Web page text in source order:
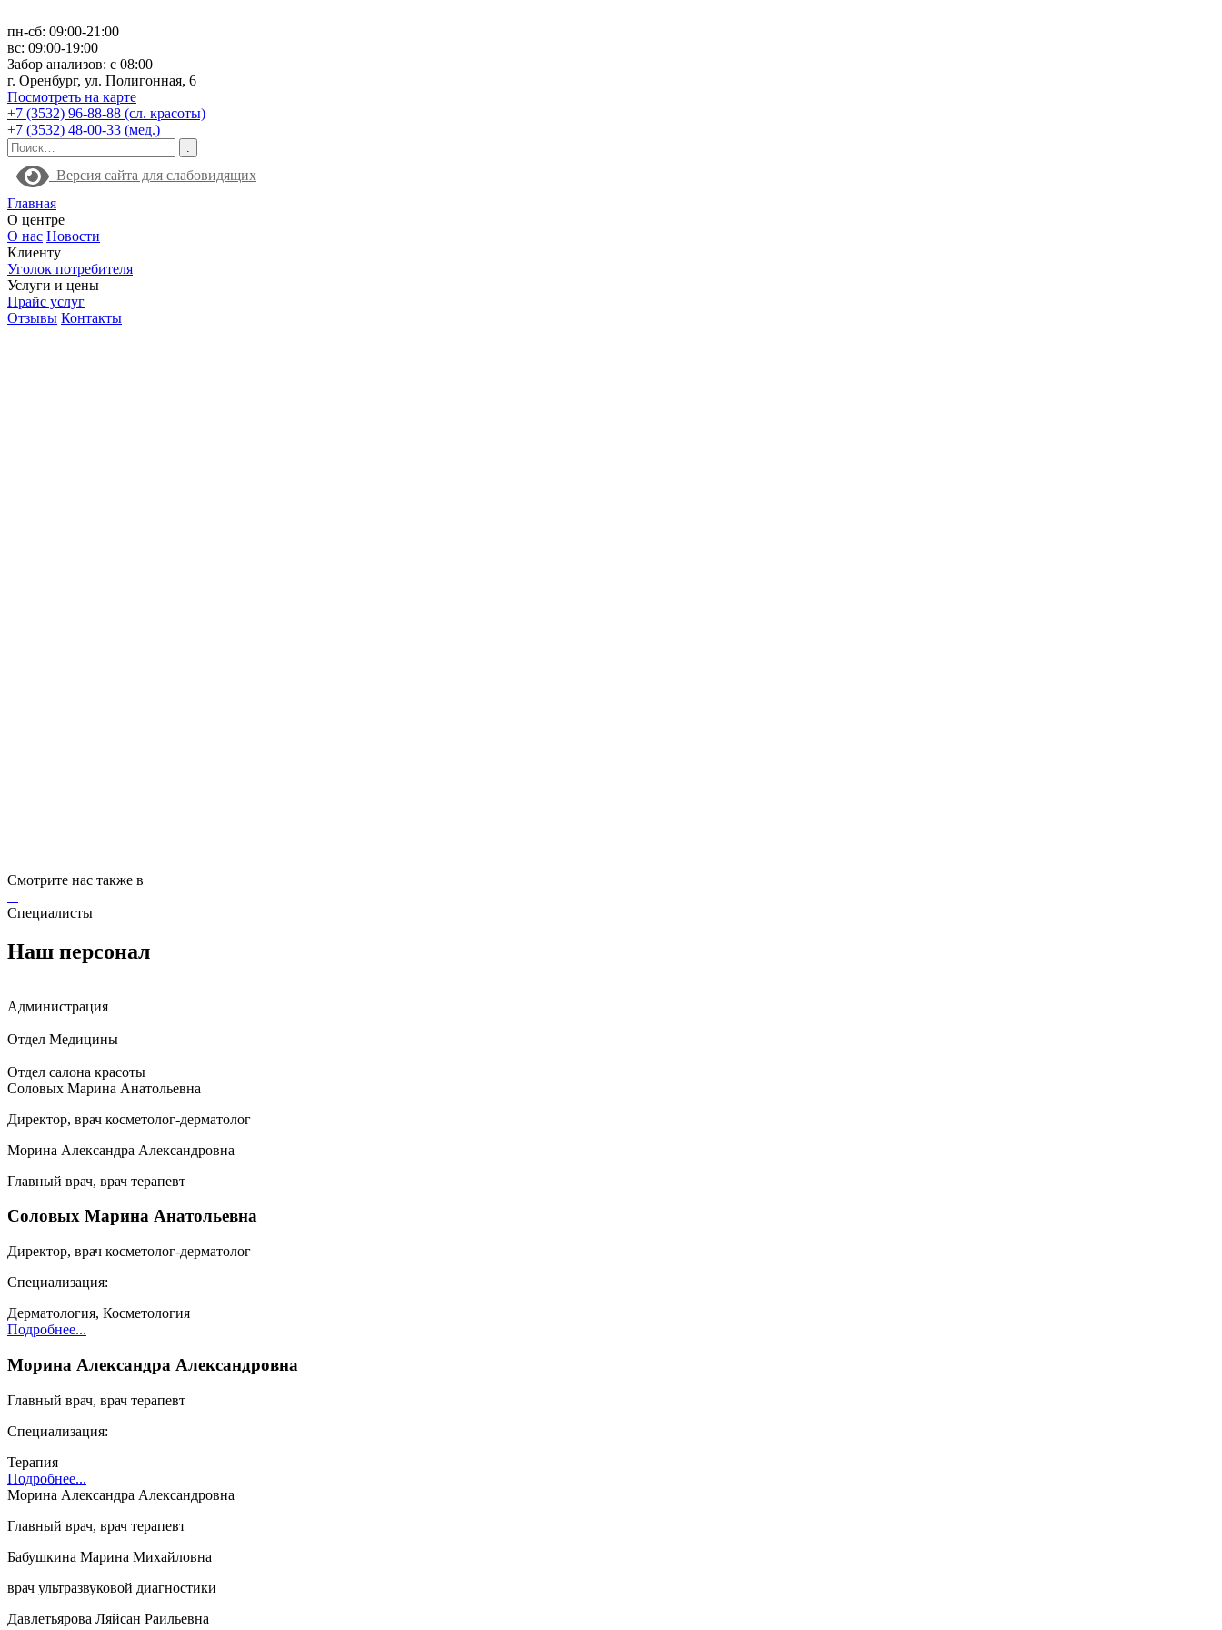
пн-сб: 09:00-21:00
вс: 09:00-19:00
Забор анализов: с 08:00
г. Оренбург, ул. Полигонная, 6
Посмотреть на карте
+7 (3532) 96-88-88 (сл. красоты)
+7 (3532) 48-00-33 (мед.)
Версия сайта для слабовидящих
Главная
О центре
О нас Новости
Клиенту
Уголок потребителя
Услуги и цены
Прайс услуг
Отзывы Контакты
Смотрите нас также в
Специалисты
Наш персонал
Администрация
Отдел Медицины
Отдел салона красоты
Соловых Марина Анатольевна
Директор, врач косметолог-дерматолог
Морина Александра Александровна
Главный врач, врач терапевт
Соловых Марина Анатольевна
Директор, врач косметолог-дерматолог
Cпециализация:
Дерматология, Косметология
Подробнее...
Морина Александра Александровна
Главный врач, врач терапевт
Cпециализация:
Терапия
Подробнее...
Морина Александра Александровна
Главный врач, врач терапевт
Бабушкина Марина Михайловна
врач ультразвуковой диагностики
Давлетьярова Ляйсан Раильевна